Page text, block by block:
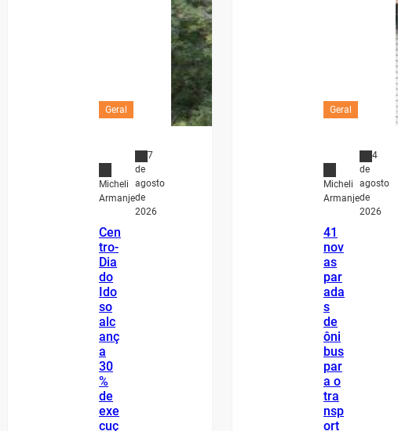
Geral
Micheli
Armanje
7
de
agosto
de
2026
Cen
tro-
Dia
do
Ido
so
alc
anç
a
30
%
de
exe
cuç
Geral
Micheli
Armanje
4
de
agosto
de
2026
41
nov
as
par
ada
s
de
ôni
bus
par
a o
tra
nsp
ort